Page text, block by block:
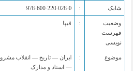
‏شابک :
‏‫‬‭978-600-220-028-0
‏وضعیت
فهرست
نویسی
: فیپا
‏موضوع :
— اسناد و مدارک